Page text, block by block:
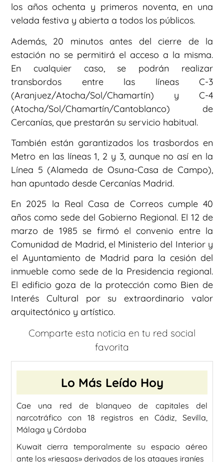
los años ochenta y primeros noventa, en una
velada festiva y abierta a todos los públicos.
Además, 20 minutos antes del cierre de la
estación no se permitirá el acceso a la misma.
En cualquier caso, se podrán realizar
transbordos entre las líneas C-3
(Aranjuez/Atocha/Sol/Chamartín) y C-4
(Atocha/Sol/Chamartín/Cantoblanco) de
Cercanías, que prestarán su servicio habitual.
También están garantizados los trasbordos en
Metro en las líneas 1, 2 y 3, aunque no así en la
Línea 5 (Alameda de Osuna-Casa de Campo),
han apuntado desde Cercanías Madrid.
En 2025 la Real Casa de Correos cumple 40
años como sede del Gobierno Regional. El 12 de
marzo de 1985 se firmó el convenio entre la
Comunidad de Madrid, el Ministerio del Interior y
el Ayuntamiento de Madrid para la cesión del
inmueble como sede de la Presidencia regional.
El edificio goza de la protección como Bien de
Interés Cultural por su extraordinario valor
arquitectónico y artístico.
Comparte esta noticia en tu red social
favorita
Lo Más Leído Hoy
Cae una red de blanqueo de capitales del
narcotráfico con 18 registros en Cádiz, Sevilla,
Málaga y Córdoba
Kuwait cierra temporalmente su espacio aéreo
ante los «riesgos» derivados de los ataques iraníes